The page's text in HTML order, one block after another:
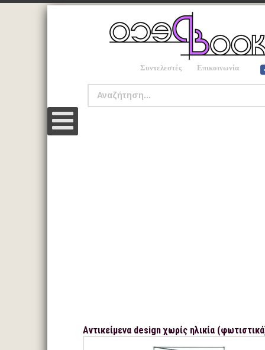
Συντελεστές Επικοινωνία
Αντικείμενα design χωρίς ηλικία